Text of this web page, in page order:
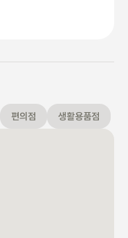
편의점 생활용품점